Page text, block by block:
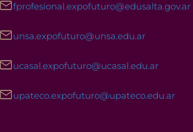
fprofesional.expofuturo@edusalta.gov.ar
unsa.expofuturo@unsa.edu.ar
ucasal.expofuturo@ucasal.edu.ar
upateco.expofuturo@upateco.edu.ar